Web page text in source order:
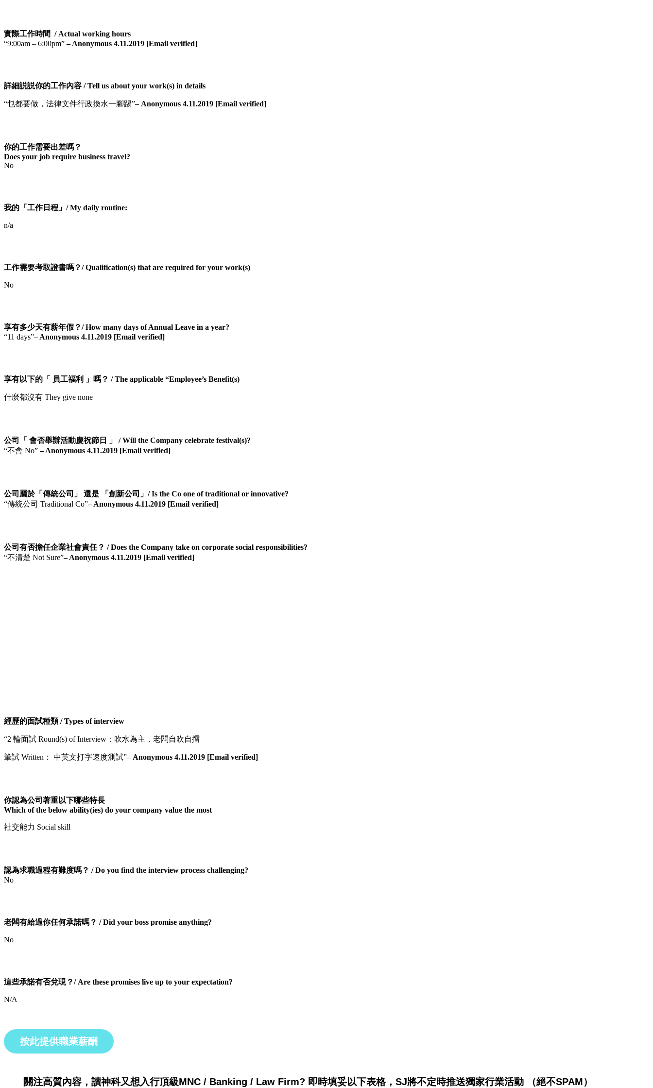
實際工作時間 / Actual working hours
“9:00am – 6:00pm”– Anonymous 4.11.2019 [Email verified]
詳細説説你的工作內容 / Tell us about your work(s) in details
“乜都要做，法律文件行政換水一腳踢”– Anonymous 4.11.2019 [Email verified]
你的工作需要出差嗎？
Does your job require business travel?
No
我的「工作日程」/ My daily routine:
n/a
工作需要考取證書嗎？/ Qualification(s) that are required for your work(s)
No
享有多少天有薪年假？/ How many days of Annual Leave in a year?
“11 days”– Anonymous 4.11.2019 [Email verified]
享有以下的「 員工福利 」嗎？ / The applicable “Employee’s Benefit(s)
什麼都沒有 They give none
公司「 會否舉辦活動慶祝節日 」 / Will the Company celebrate festival(s)?
“不會 No”– Anonymous 4.11.2019 [Email verified]
公司屬於「傳統公司」 還是 「創新公司」/ Is the Co one of traditional or innovative?
“傳統公司 Traditional Co”– Anonymous 4.11.2019 [Email verified]
公司有否擔任企業社會責任？ / Does the Company take on corporate social responsibilities?
“不清楚 Not Sure”– Anonymous 4.11.2019 [Email verified]
經歷的面試種類 / Types of interview
“2 輪面試 Round(s) of Interview：吹水為主，老闆自吹自擂
筆試 Written： 中英文打字速度測試”– Anonymous 4.11.2019 [Email verified]
你認為公司著重以下哪些特長
Which of the below ability(ies) do your company value the most
社交能力 Social skill
認為求職過程有難度嗎？ / Do you find the interview process challenging?
No
老闆有給過你任何承諾嗎？ / Did your boss promise anything?
No
這些承諾有否兌現？/ Are these promises live up to your expectation?
N/A
按此提供職業薪酬
關注高質內容，讀神科又想入行頂級MNC / Banking / Law Firm? 即時填妥以下表格，SJ將不定時推送獨家行業活動 （絕不SPAM）